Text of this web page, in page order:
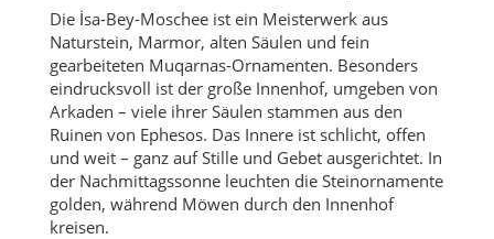
Die İsa-Bey-Moschee ist ein Meisterwerk aus
Naturstein, Marmor, alten Säulen und fein
gearbeiteten Muqarnas-Ornamenten. Besonders
eindrucksvoll ist der große Innenhof, umgeben von
Arkaden – viele ihrer Säulen stammen aus den
Ruinen von Ephesos. Das Innere ist schlicht, offen
und weit – ganz auf Stille und Gebet ausgerichtet. In
der Nachmittagssonne leuchten die Steinornamente
golden, während Möwen durch den Innenhof
kreisen.